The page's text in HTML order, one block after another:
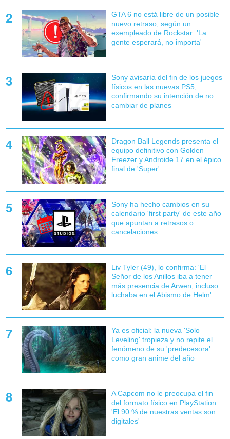
GTA 6 no está libre de un posible
nuevo retraso, según un
exempleado de Rockstar: 'La
gente esperará, no importa'
Sony avisaría del fin de los juegos
físicos en las nuevas PS5,
confirmando su intención de no
cambiar de planes
Dragon Ball Legends presenta el
equipo definitivo con Golden
Freezer y Androide 17 en el épico
final de 'Super'
Sony ha hecho cambios en su
calendario 'first party' de este año
que apuntan a retrasos o
cancelaciones
Liv Tyler (49), lo confirma: 'El
Señor de los Anillos iba a tener
más presencia de Arwen, incluso
luchaba en el Abismo de Helm'
Ya es oficial: la nueva 'Solo
Leveling' tropieza y no repite el
fenómeno de su 'predecesora'
como gran anime del año
A Capcom no le preocupa el fin
del formato físico en PlayStation:
'El 90 % de nuestras ventas son
digitales'